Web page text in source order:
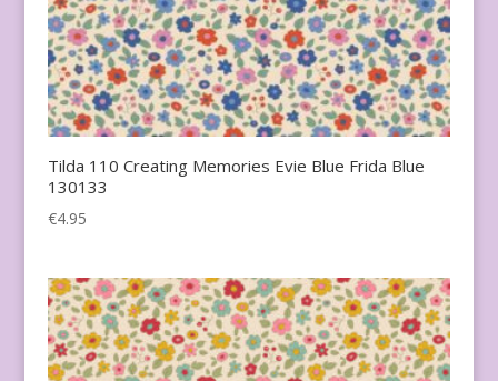
Tilda 110 Creating Memories Evie Blue Frida Blue
130133
€4.95